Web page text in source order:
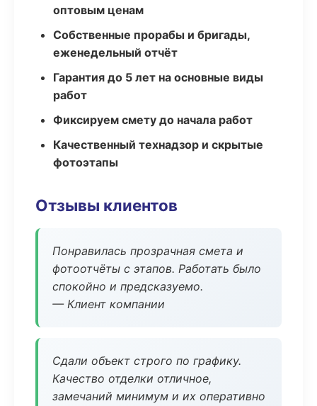
оптовым ценам
Собственные прорабы и бригады,
еженедельный отчёт
Гарантия до 5 лет на основные виды
работ
Фиксируем смету до начала работ
Качественный технадзор и скрытые
фотоэтапы
Отзывы клиентов
Понравилась прозрачная смета и
фотоотчёты с этапов. Работать было
спокойно и предсказуемо.
— Клиент компании
Сдали объект строго по графику.
Качество отделки отличное,
замечаний минимум и их оперативно